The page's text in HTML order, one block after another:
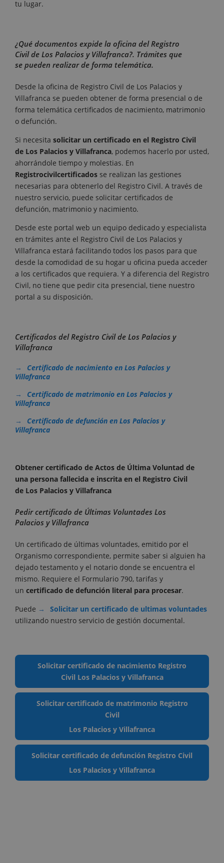
tu lugar.
¿Qué documentos expide la oficina del Registro
Civil de Los Palacios y Villafranca?. Trámites que
se pueden realizar de forma telemática.
Desde la oficina de Registro Civil de Los Palacios y
Villafranca se pueden obtener de forma presencial o de
forma telemática certificados de nacimiento, matrimonio
o defunción.
Si necesita solicitar un certificado en el Registro Civil
de Los Palacios y Villafranca, podemos hacerlo por usted,
ahorrándole tiempo y molestias. En
Registrocivilcertificados se realizan las gestiones
necesarias para obtenerlo del Registro Civil. A través de
nuestro servicio, puede solicitar certificados de
defunción, matrimonio y nacimiento.
Desde este portal web un equipo dedicado y especialista
en trámites ante el Registro Civil de Los Palacios y
Villafranca estará facilitando todos los pasos para que
desde la comodidad de su hogar u oficina pueda acceder
a los certificados que requiera. Y a diferencia del Registro
Civil, no tiene que pedir cita presencial, tiene nuestro
portal a su disposición.
Certificados del Registro Civil de Los Palacios y
Villafranca
Certificado de nacimiento en Los Palacios y
Villafranca
Certificado de matrimonio en Los Palacios y
Villafranca
Certificado de defunción en Los Palacios y
Villafranca
Obtener certificado de Actos de Última Voluntad de
una persona fallecida e inscrita en el Registro Civil
de Los Palacios y Villafranca
Pedir certificado de Últimas Voluntades Los
Palacios y Villafranca
Un certificado de últimas voluntades, emitido por el
Organismo correspondiente, permite saber si alguien ha
dejado testamento y el notario donde se encuentra el
mismo. Requiere el Formulario 790, tarifas y
un certificado de defunción literal para procesar.
Puede
Solicitar un certificado de ultimas voluntades
utilizando nuestro servicio de gestión documental.
Solicitar certificado de nacimiento Registro
Civil Los Palacios y Villafranca
Solicitar certificado de matrimonio Registro
Civil
Los Palacios y Villafranca
Solicitar certificado de defunción Registro Civil
Los Palacios y Villafranca